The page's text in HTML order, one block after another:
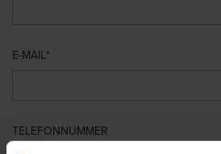
E-MAIL
TELEFONNUMMER